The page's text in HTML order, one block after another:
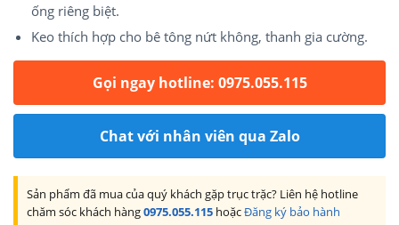
ống riêng biệt.
Keo thích hợp cho bê tông nứt không, thanh gia cường.
Gọi ngay hotline: 0975.055.115
Chat với nhân viên qua Zalo
Sản phẩm đã mua của quý khách gặp trục trặc? Liên hệ hotline
chăm sóc khách hàng0975.055.115 hoặcĐăng ký bảo hành